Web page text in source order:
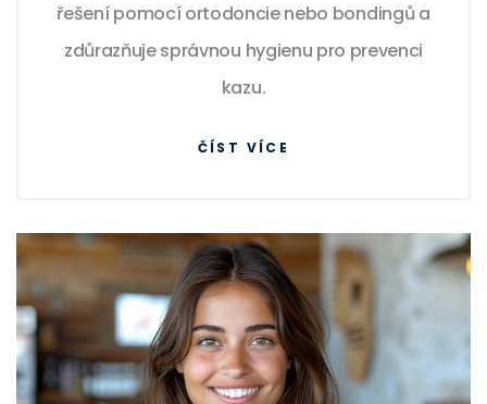
řešení pomocí ortodoncie nebo bondingů a
zdůrazňuje správnou hygienu pro prevenci
kazu.
ČÍST VÍCE